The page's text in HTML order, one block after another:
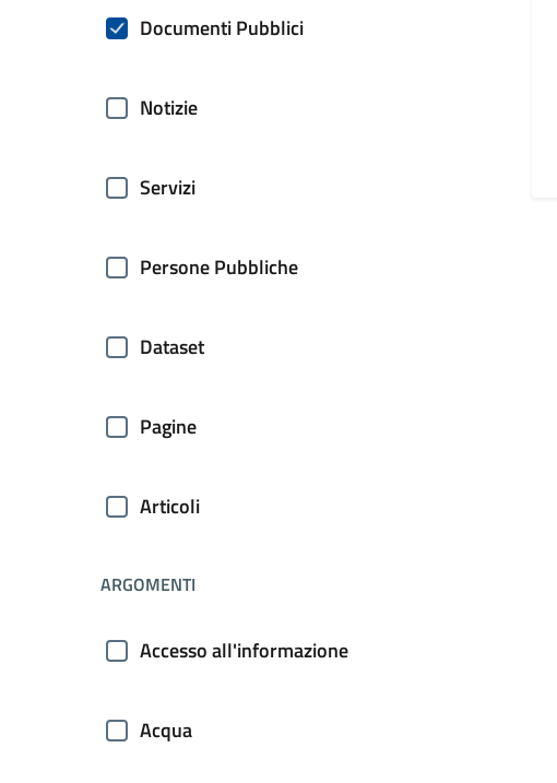
Documenti Pubblici
Notizie
Servizi
Persone Pubbliche
Dataset
Pagine
Articoli
ARGOMENTI
Accesso all'informazione
Acqua